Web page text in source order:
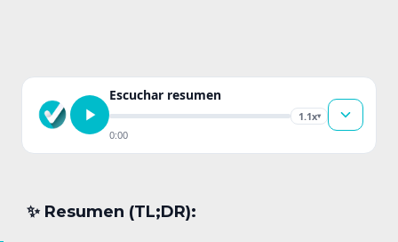
Escuchar resumen
1.1x▾
0:00
✨︎ Resumen (TL;DR):